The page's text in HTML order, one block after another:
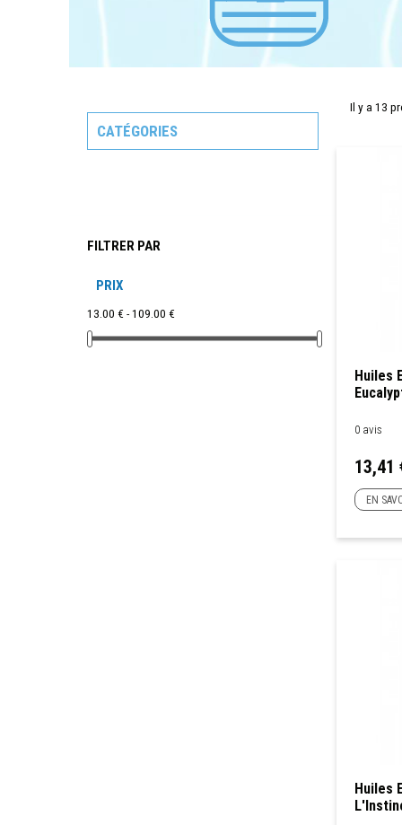
CATÉGORIES
FILTRER PAR
PRIX
13.00 € - 109.00 €
Il y a 13
Huiles
0 avis
Prix
13,41
EN
Huiles